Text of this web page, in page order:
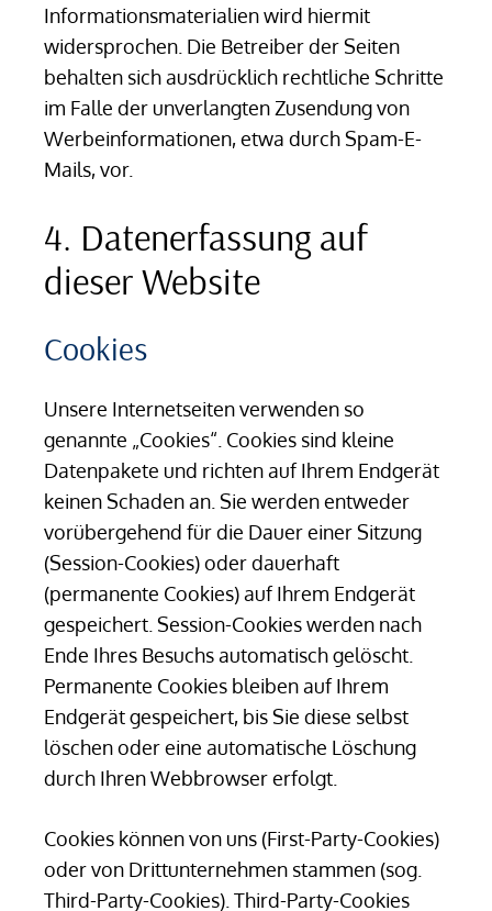
Informationsmaterialien wird hiermit
widersprochen. Die Betreiber der Seiten
behalten sich ausdrücklich rechtliche Schritte
im Falle der unverlangten Zusendung von
Werbeinformationen, etwa durch Spam-E-
Mails, vor.
4. Datenerfassung auf
dieser Website
Cookies
Unsere Internetseiten verwenden so
genannte „Cookies“. Cookies sind kleine
Datenpakete und richten auf Ihrem Endgerät
keinen Schaden an. Sie werden entweder
vorübergehend für die Dauer einer Sitzung
(Session-Cookies) oder dauerhaft
(permanente Cookies) auf Ihrem Endgerät
gespeichert. Session-Cookies werden nach
Ende Ihres Besuchs automatisch gelöscht.
Permanente Cookies bleiben auf Ihrem
Endgerät gespeichert, bis Sie diese selbst
löschen oder eine automatische Löschung
durch Ihren Webbrowser erfolgt.
Cookies können von uns (First-Party-Cookies)
oder von Drittunternehmen stammen (sog.
Third-Party-Cookies). Third-Party-Cookies